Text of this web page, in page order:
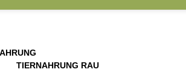
TIERNAHRUNG RAU